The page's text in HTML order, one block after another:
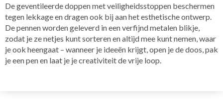
De geventileerde doppen met veiligheidsstoppen beschermen
tegen lekkage en dragen ook bij aan het esthetische ontwerp.
De pennen worden geleverd in een verfijnd metalen blikje,
zodat je ze netjes kunt sorteren en altijd mee kunt nemen, waar
je ook heengaat – wanneer je ideeën krijgt, open je de doos, pak
je een pen en laat je je creativiteit de vrije loop.